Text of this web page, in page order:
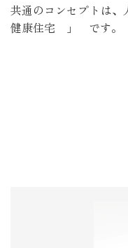
共通のコンセプトは
健康住宅 」 です。